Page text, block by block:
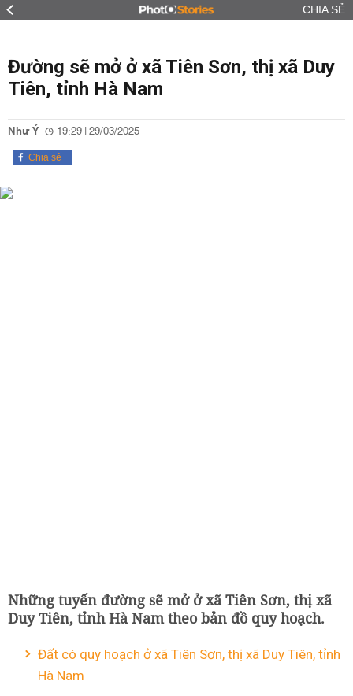
CHIA SẺ
Đường sẽ mở ở xã Tiên Sơn, thị xã Duy
Tiên, tỉnh Hà Nam
Như Ý 19:29 | 29/03/2025
Chia sẻ
Những tuyến đường sẽ mở ở xã Tiên Sơn, thị xã
Duy Tiên, tỉnh Hà Nam theo bản đồ quy hoạch.
Đất có quy hoạch ở xã Tiên Sơn, thị xã Duy Tiên, tỉnh
Hà Nam